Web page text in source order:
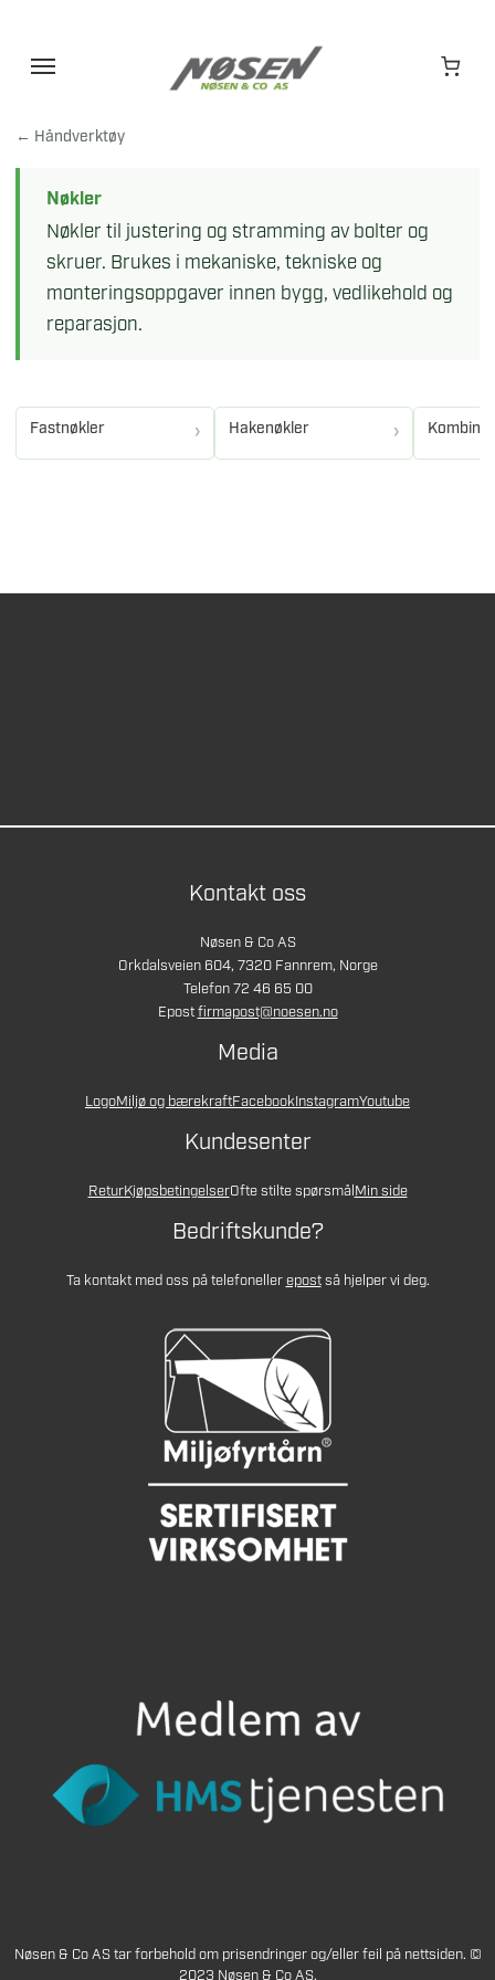
← Håndverktøy
Nøkler
Nøkler til justering og stramming av bolter og
skruer. Brukes i mekaniske, tekniske og
monteringsoppgaver innen bygg, vedlikehold og
reparasjon.
Fastnøkler Hakenøkler
Kontakt oss
Nøsen & Co AS
Orkdalsveien 604, 7320 Fannrem, Norge
Telefon 72 46 65 00
Epostfirmapost@noesen.no
Media
LogoMiljø og bærekraftFacebookInstagramYoutube
Kundesenter
ReturKjøpsbetingelserOfte stilte spørsmålMin side
Bedriftskunde?
Ta kontakt med oss på telefonellerepostså hjelper vi deg.
Nøsen & Co AS tar forbehold om prisendringer og/eller feil på nettsiden. ©
2023 Nøsen & Co AS.